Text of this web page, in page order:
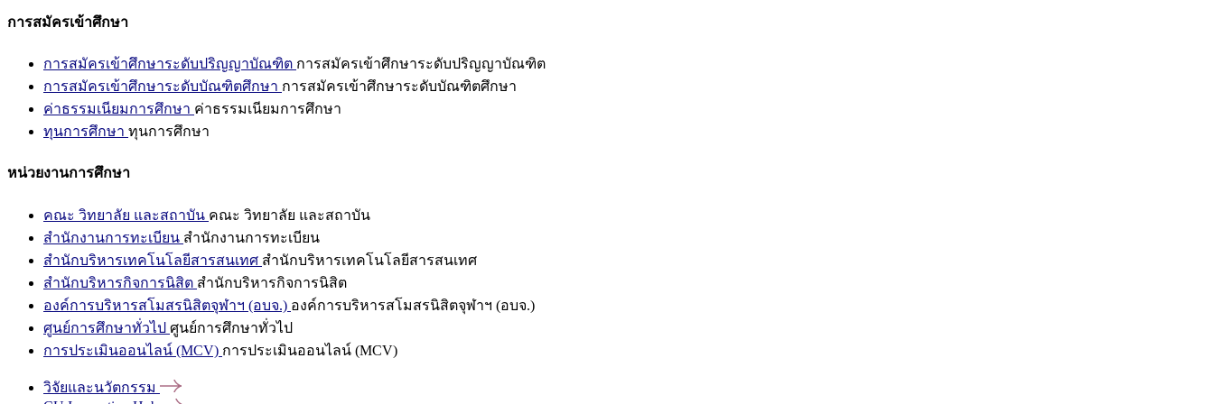
การสมัครเข้าศึกษา
การสมัครเข้าศึกษาระดับปริญญาบัณฑิต การสมัครเข้าศึกษาระดับปริญญาบัณฑิต
การสมัครเข้าศึกษาระดับบัณฑิตศึกษา การสมัครเข้าศึกษาระดับบัณฑิตศึกษา
ค่าธรรมเนียมการศึกษา ค่าธรรมเนียมการศึกษา
ทุนการศึกษา ทุนการศึกษา
หน่วยงานการศึกษา
คณะ วิทยาลัย และสถาบัน คณะ วิทยาลัย และสถาบัน
สำนักงานการทะเบียน สำนักงานการทะเบียน
สำนักบริหารเทคโนโลยีสารสนเทศ สำนักบริหารเทคโนโลยีสารสนเทศ
สำนักบริหารกิจการนิสิต สำนักบริหารกิจการนิสิต
องค์การบริหารสโมสรนิสิตจุฬาฯ (อบจ.) องค์การบริหารสโมสรนิสิตจุฬาฯ (อบจ.)
ศูนย์การศึกษาทั่วไป ศูนย์การศึกษาทั่วไป
การประเมินออนไลน์ (MCV) การประเมินออนไลน์ (MCV)
วิจัยและนวัตกรรม